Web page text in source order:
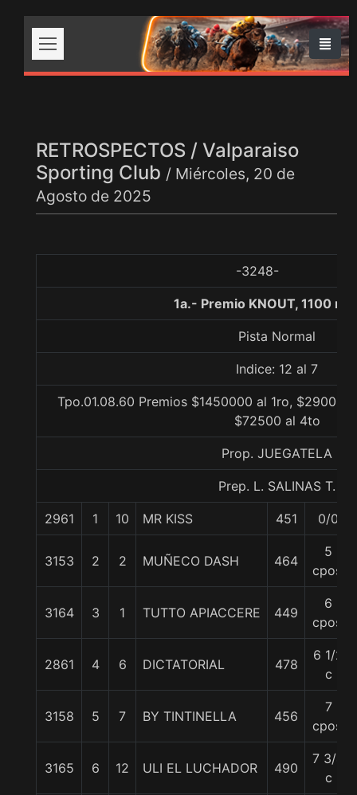
RETROSPECTOS / Valparaiso
Sporting Club / Miércoles, 20 de
Agosto de 2025
-3248-
1a.- Premio KNOUT, 1100
Pista Normal
Indice: 12 al 7
Tpo.01.08.60 Premios $1450000 al 1ro,
$72500 al 4to
Prop. JUEGATELA
Prep. L. SALINAS T.
2961 1 10 MR KISS 451 0/0
3153 2 2 MUÑECO DASH 464
5
cpos.
3164 3 1 TUTTO APIACCERE 449
6
cpos.
2861 4 6 DICTATORIAL 478
6 1/2
c
3158 5 7 BY TINTINELLA 456
7
cpos.
3165 6 12 ULI EL LUCHADOR 490
7 3/4
c